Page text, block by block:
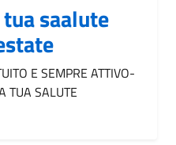
tua saalute
E SEMPRE ATTIVO-
TUA SALUTE